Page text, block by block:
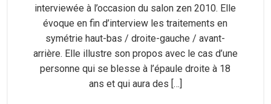
interviewée à l’occasion du salon zen 2010. Elle
évoque en fin d’interview les traitements en
symétrie haut-bas / droite-gauche / avant-
arrière. Elle illustre son propos avec le cas d’une
personne qui se blesse à l’épaule droite à 18
ans et qui aura des […]